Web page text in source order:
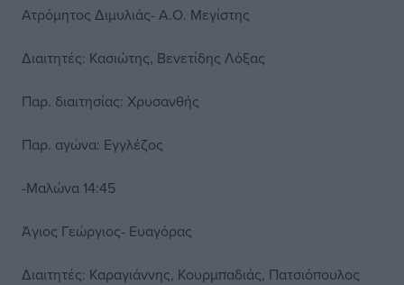
Ατρόμητος Διμυλιάς- Α.Ο. Μεγίστης
Διαιτητές: Κασιώτης, Βενετίδης Λόξας
Παρ. διαιτησίας: Χρυσανθής
Παρ. αγώνα: Εγγλέζος
-Μαλώνα 14:45
Άγιος Γεώργιος- Ευαγόρας
Διαιτητές: Καραγιάννης, Κουρμπαδιάς, Πατσιόπουλος